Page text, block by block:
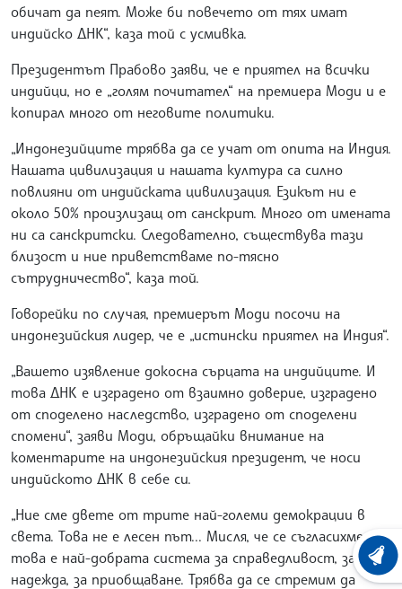
обичат да пеят. Може би повечето от тях имат
индийско ДНК“, каза той с усмивка.
Президентът Прабово заяви, че е приятел на всички
индийци, но е „голям почитател“ на премиера Моди и е
копирал много от неговите политики.
„Индонезийците трябва да се учат от опита на Индия.
Нашата цивилизация и нашата култура са силно
повлияни от индийската цивилизация. Езикът ни е
около 50% произлизащ от санскрит. Много от имената
ни са санскритски. Следователно, съществува тази
близост и ние приветстваме по-тясно
сътрудничество“, каза той.
Говорейки по случая, премиерът Моди посочи на
индонезийския лидер, че е „истински приятел на Индия“.
„Вашето изявление докосна сърцата на индийците. И
това ДНК е изградено от взаимно доверие, изградено
от споделено наследство, изградено от споделени
спомени“, заяви Моди, обръщайки внимание на
коментарите на индонезийския президент, че носи
индийското ДНК в себе си.
„Ние сме двете от трите най-големи демокрации в
света. Това не е лесен път... Мисля, че се съгласихме, че
това е най-добрата система за справедливост, за
надежда, за приобщаване. Трябва да се стремим да